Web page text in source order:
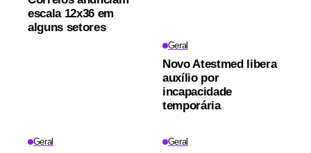
escala 12x36 em
alguns setores
Geral
Novo Atestmed libera
auxílio por
incapacidade
temporária
Geral Geral